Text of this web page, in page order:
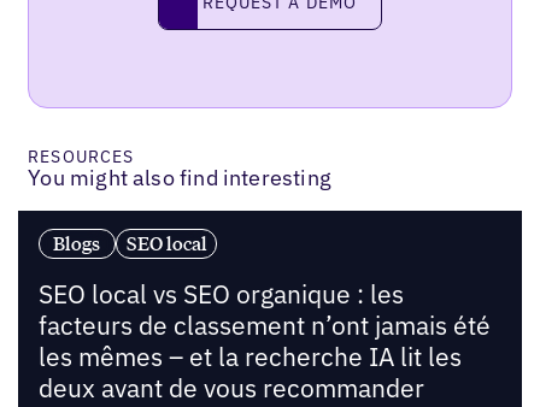
RESOURCES
You might also find interesting
Blogs SEO local
SEO local vs SEO organique : les
facteurs de classement n’ont jamais été
les mêmes – et la recherche IA lit les
deux avant de vous recommander